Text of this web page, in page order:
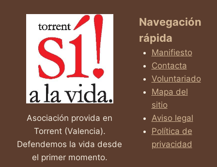
Asociación provida en
Torrent (Valencia).
Defendemos la vida desde
el primer momento.
Navegación
rápida
Manifiesto
Contacta
Voluntariado
Mapa del
sitio
Aviso legal
Política de
privacidad